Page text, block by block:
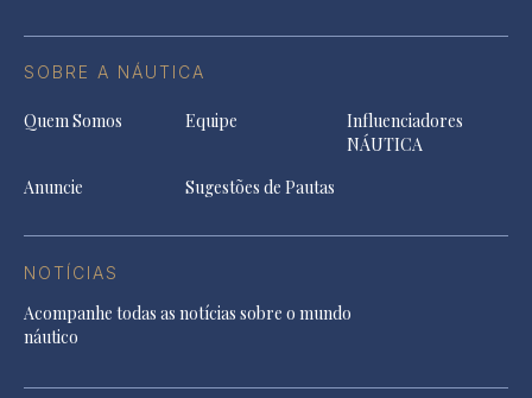
SOBRE A NÁUTICA
Quem Somos Equipe
Influenciadores
NÁUTICA
Anuncie
Sugestões de Pautas
NOTÍCIAS
Acompanhe todas as notícias sobre o mundo
náutico